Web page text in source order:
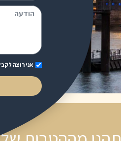
אני רוצה